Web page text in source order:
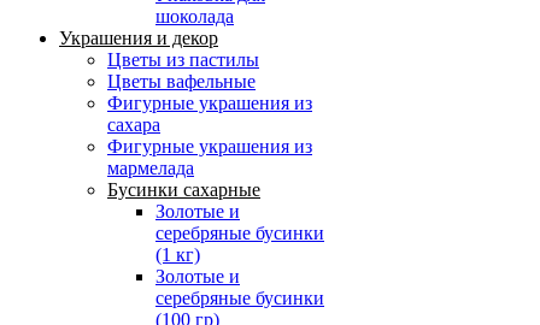
шоколада
Украшения и декор
Цветы из пастилы
Цветы вафельные
Фигурные украшения из
сахара
Фигурные украшения из
мармелада
Бусинки сахарные
Золотые и
серебряные бусинки
(1 кг)
Золотые и
серебряные бусинки
(100 гр)